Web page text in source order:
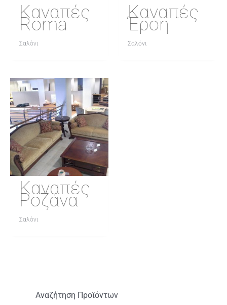
Καναπές
Roma
Σαλόνι
Καναπές
Έρση
Σαλόνι
Καναπές
Ροζάνα
Σαλόνι
Αναζήτηση Προϊόντων
Α